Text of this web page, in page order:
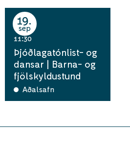
19
sep
11:30
Þjóðlagatónlist- og
dansar | Barna- og
fjölskyldustund
Aðalsafn